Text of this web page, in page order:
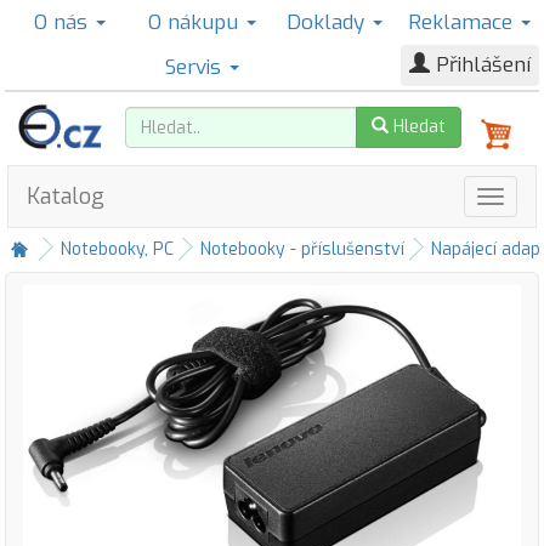
O nás O nákupu Doklady
Reklamace
Servis
Přihlášení
Hledat
Katalog
Notebooky, PC Notebooky - příslušenství Napájecí